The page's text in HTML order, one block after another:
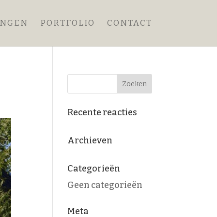
PORTFOLIO CONTACT
Recente reacties
Archieven
Categorieën
Geen categorieën
Meta